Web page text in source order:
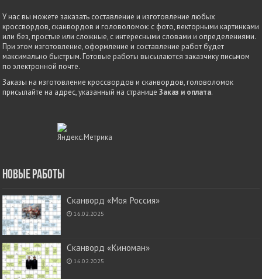
У нас вы можете заказать составление и изготовление любых
кроссвордов, сканвордов и головоломок: с фото, векторными картинками
или без, простые или сложные, с интересными словами и определениями.
При этом изготовление, оформление и составление работ будет
максимально быстрым. Готовые работы высылаются заказчику письмом
по электронной почте.
Заказы на изготовление кроссвордов и сканвордов, головоломок
присылайте на адрес, указанный на страницеЗаказ и оплата.
Новые работы
Сканворд «Моя Россия»
16.02.2025
Сканворд «Киноман»
16.02.2025